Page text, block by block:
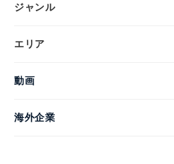
ジャンル
エリア
動画
海外企業